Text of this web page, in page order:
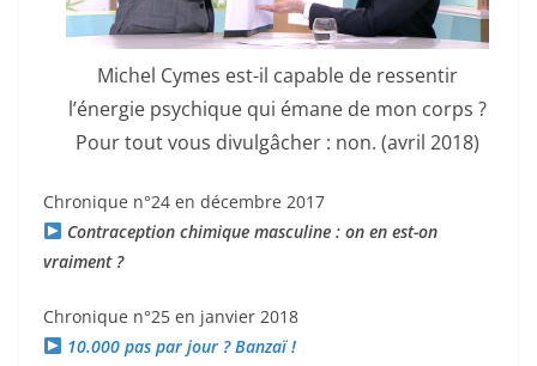
Michel Cymes est-il capable de ressentir
l’énergie psychique qui émane de mon corps ?
Pour tout vous divulgâcher : non. (avril 2018)
Chronique n°24 en décembre 2017
Contraception chimique masculine : on en est-on
vraiment ?
Chronique n°25 en janvier 2018
10.000 pas par jour ? Banzaï !